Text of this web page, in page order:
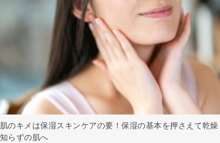
肌のキメは保湿スキンケアの要！保湿の基本を押さえて乾燥
知らずの肌へ